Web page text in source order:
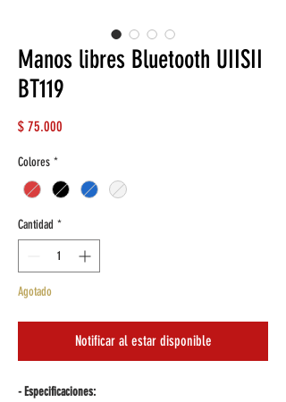
Manos libres Bluetooth UIISII
BT119
$ 75.000
Colores *
Cantidad *
Agotado
Notificar al estar disponible
- Especificaciones: